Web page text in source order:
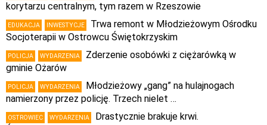
korytarzu centralnym, tym razem w Rzeszowie
EDUKACJA INWESTYCJE
Trwa remont w Młodzieżowym Ośrodku
Socjoterapii w Ostrowcu Świętokrzyskim
POLICJA WYDARZENIA
Zderzenie osobówki z ciężarówką w
gminie Ożarów
POLICJA WYDARZENIA
Młodzieżowy „gang” na hulajnogach
namierzony przez policję. Trzech nielet …
OSTROWIEC WYDARZENIA
Drastycznie brakuje krwi.